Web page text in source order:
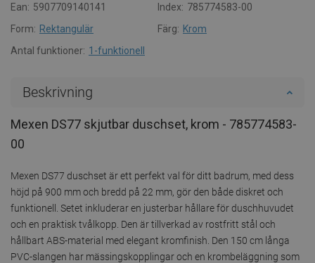
Ean: 5907709140141 Index: 785774583-00
Form: Rektangulär Färg: Krom
Antal funktioner: 1-funktionell
Beskrivning
Mexen DS77 skjutbar duschset, krom - 785774583-
00
Mexen DS77 duschset är ett perfekt val för ditt badrum, med dess
höjd på 900 mm och bredd på 22 mm, gör den både diskret och
funktionell. Setet inkluderar en justerbar hållare för duschhuvudet
och en praktisk tvålkopp. Den är tillverkad av rostfritt stål och
hållbart ABS-material med elegant kromfinish. Den 150 cm långa
PVC-slangen har mässingskopplingar och en krombeläggning som